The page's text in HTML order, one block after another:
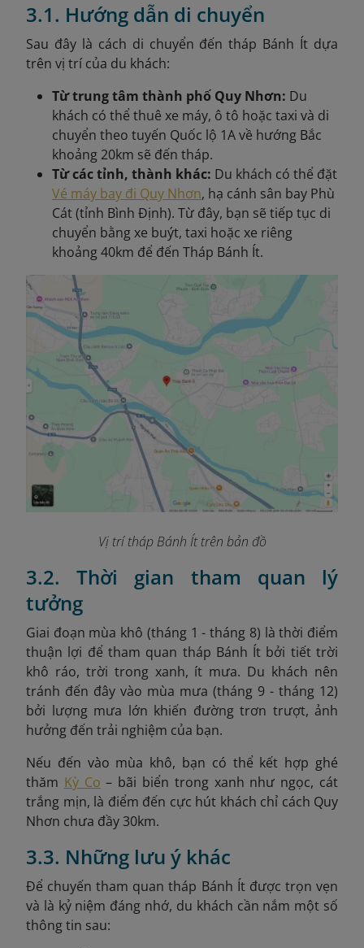
3.1. Hướng dẫn di chuyển
Sau đây là cách di chuyển đến tháp Bánh Ít dựa
trên vị trí của du khách:
Từ trung tâm thành phố Quy Nhơn: Du
khách có thể thuê xe máy, ô tô hoặc taxi và di
chuyển theo tuyến Quốc lộ 1A về hướng Bắc
khoảng 20km sẽ đến tháp.
Từ các tỉnh, thành khác: Du khách có thể đặt
Vé máy bay đi Quy Nhơn, hạ cánh sân bay Phù
Cát (tỉnh Bình Định). Từ đây, bạn sẽ tiếp tục di
chuyển bằng xe buýt, taxi hoặc xe riêng
khoảng 40km để đến Tháp Bánh Ít.
Vị trí tháp Bánh Ít trên bản đồ
3.2. Thời gian tham quan lý
tưởng
Giai đoạn mùa khô (tháng 1 - tháng 8) là thời điểm
thuận lợi để tham quan tháp Bánh Ít bởi tiết trời
khô ráo, trời trong xanh, ít mưa. Du khách nên
tránh đến đây vào mùa mưa (tháng 9 - tháng 12)
bởi lượng mưa lớn khiến đường trơn trượt, ảnh
hưởng đến trải nghiệm của bạn.
Nếu đến vào mùa khô, bạn có thể kết hợp ghé
thăm Kỳ Co – bãi biển trong xanh như ngọc, cát
trắng mịn, là điểm đến cực hút khách chỉ cách Quy
Nhơn chưa đầy 30km.
3.3. Những lưu ý khác
Để chuyến tham quan tháp Bánh Ít được trọn vẹn
và là kỷ niệm đáng nhớ, du khách cần nắm một số
thông tin sau: